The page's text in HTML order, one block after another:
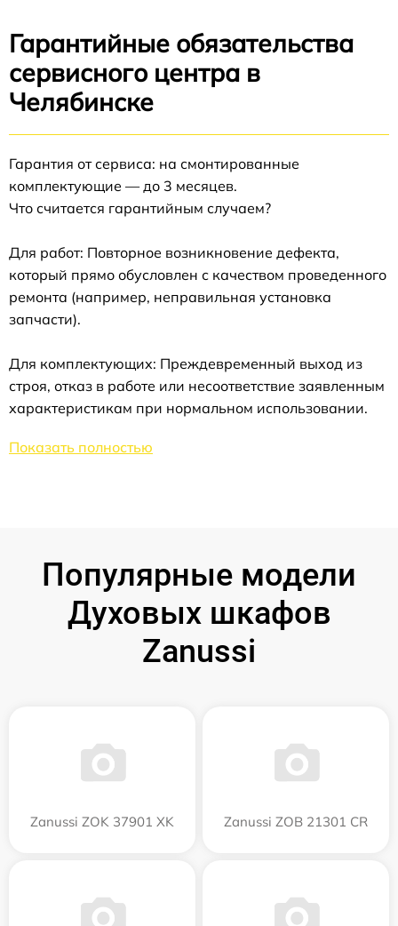
Гарантийные обязательства
сервисного центра в
Челябинске
Гарантия от сервиса: на смонтированные
комплектующие — до 3 месяцев.
Что считается гарантийным случаем?
Для работ: Повторное возникновение дефекта,
который прямо обусловлен с качеством проведенного
ремонта (например, неправильная установка
запчасти).
Для комплектующих: Преждевременный выход из
строя, отказ в работе или несоответствие заявленным
характеристикам при нормальном использовании.
Показать полностью
Популярные модели
Духовых шкафов
Zanussi
Zanussi ZOK 37901 XK Zanussi ZOB 21301 CR